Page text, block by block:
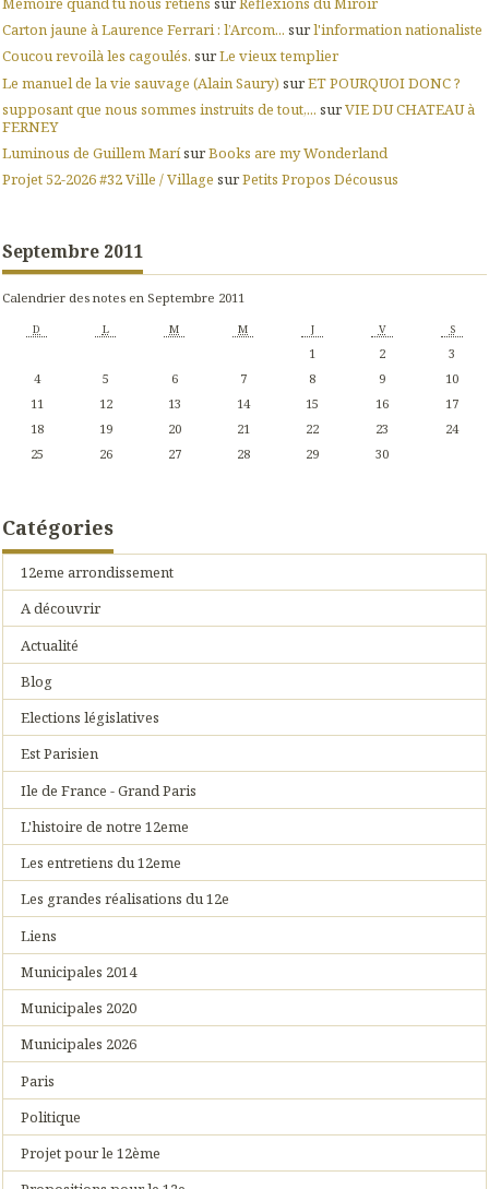
Carton jaune à Laurence Ferrari : l’Arcom... surl'information nationaliste
Coucou revoilà les cagoulés. surLe vieux templier
Le manuel de la vie sauvage (Alain Saury) surET POURQUOI DONC ?
supposant que nous sommes instruits de tout,... surVIE DU CHATEAU à
FERNEY
Luminous de Guillem MarísurBooks are my Wonderland
Projet 52-2026 #32 Ville / Village surPetits Propos Décousus
Septembre 2011
Calendrier des notes en Septembre 2011
D L M M J V S
1 2
3
4
5 6 7 8 9
10
11
12 13 14 15 16
17
18
19 20 21 22 23
24
25
26 27 28 29 30
Catégories
12eme arrondissement
A découvrir
Actualité
Blog
Elections législatives
Est Parisien
Ile de France - Grand Paris
L'histoire de notre 12eme
Les entretiens du 12eme
Les grandes réalisations du 12e
Liens
Municipales 2014
Municipales 2020
Municipales 2026
Paris
Politique
Projet pour le 12ème